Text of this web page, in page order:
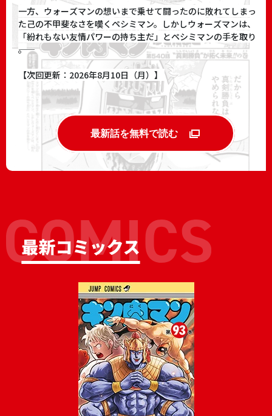
一方、ウォーズマンの想いまで乗せて闘ったのに敗れてしまっ
た己の不甲斐なさを嘆くペシミマン。しかしウォーズマンは、
「紛れもない友情パワーの持ち主だ」とペシミマンの手を取り
――。
【次回更新：2026年8月10日（月）】